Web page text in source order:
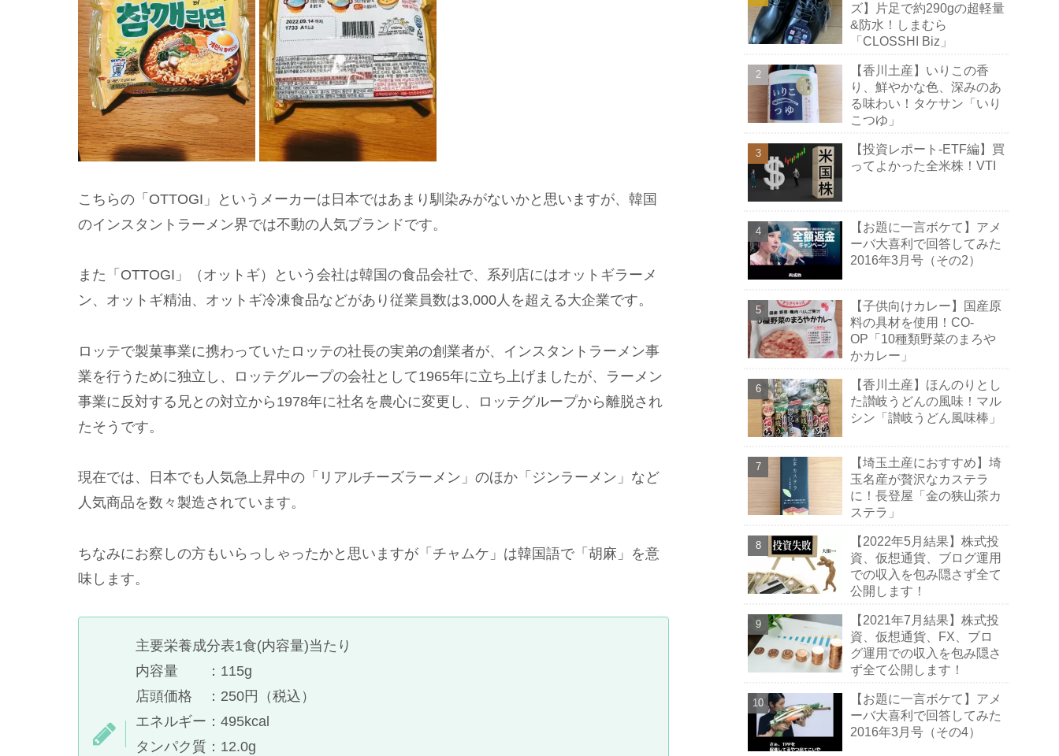
こちらの「OTTOGI」というメーカーは日本ではあまり馴染みがないかと思いますが、韓国
のインスタントラーメン界では不動の人気ブランドです。
また「OTTOGI」（オットギ）という会社は韓国の食品会社で、系列店にはオットギラーメ
ン、オットギ精油、オットギ冷凍食品などがあり従業員数は3,000人を超える大企業です。
ロッテで製菓事業に携わっていたロッテの社長の実弟の創業者が、インスタントラーメン事
業を行うために独立し、ロッテグループの会社として1965年に立ち上げましたが、ラーメン
事業に反対する兄との対立から1978年に社名を農心に変更し、ロッテグループから離脱され
たそうです。
現在では、日本でも人気急上昇中の「リアルチーズラーメン」のほか「ジンラーメン」など
人気商品を数々製造されています。
ちなみにお察しの方もいらっしゃったかと思いますが「チャムケ」は韓国語で「胡麻」を意
味します。
主要栄養成分表1食(内容量)当たり
内容量 ：115g
店頭価格 ：250円（税込）
エネルギー：495kcal
タンパク質：12.0g
ズ】片足で約290gの超軽量
&防水！しまむら
「CLOSSHI Biz」
【香川土産】いりこの香
り、鮮やかな色、深みのあ
る味わい！タケサン「いり
こつゆ」
【投資レポート-ETF編】買
ってよかった全米株！VTI
【お題に一言ボケて】アメ
ーバ大喜利で回答してみた
2016年3月号（その2）
【子供向けカレー】国産原
料の具材を使用！CO-
OP「10種類野菜のまろや
かカレー」
【香川土産】ほんのりとし
た讃岐うどんの風味！マル
シン「讃岐うどん風味棒」
【埼玉土産におすすめ】埼
玉名産が贅沢なカステラ
に！長登屋「金の狭山茶カ
ステラ」
【2022年5月結果】株式投
資、仮想通貨、ブログ運用
での収入を包み隠さず全て
公開します！
【2021年7月結果】株式投
資、仮想通貨、FX、ブロ
グ運用での収入を包み隠さ
ず全て公開します！
【お題に一言ボケて】アメ
ーバ大喜利で回答してみた
2016年3月号（その4）